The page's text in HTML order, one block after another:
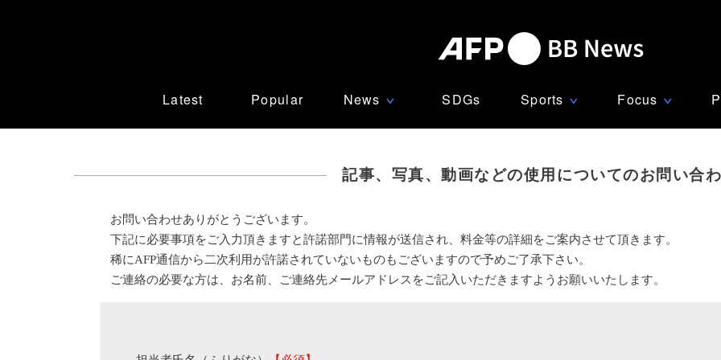
Latest Popular News ∨ SDGs Sports ∨ Focus ∨
記事、写真、動画などの使用についてのお問い合
お問い合わせありがとうございます。
下記に必要事項をご入力頂きますと許諾部門に情報が送信され、料金等の詳細をご案内させて頂きます。
稀にAFP通信から二次利用が許諾されていないものもございますので予めご了承下さい。
ご連絡の必要な方は、お名前、ご連絡先メールアドレスをご記入いただきますようお願いいたします。